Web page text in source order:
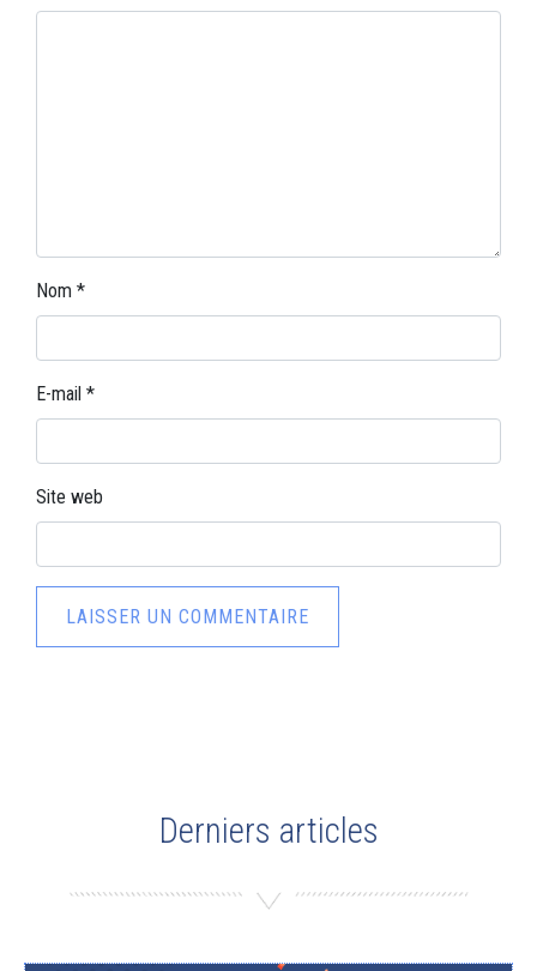
Nom *
E-mail *
Site web
Derniers articles